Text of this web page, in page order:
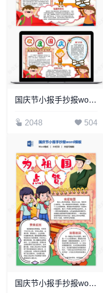
国庆节小报手抄报word模板(31)
2048 504
国庆节小报手抄报word模板(13)